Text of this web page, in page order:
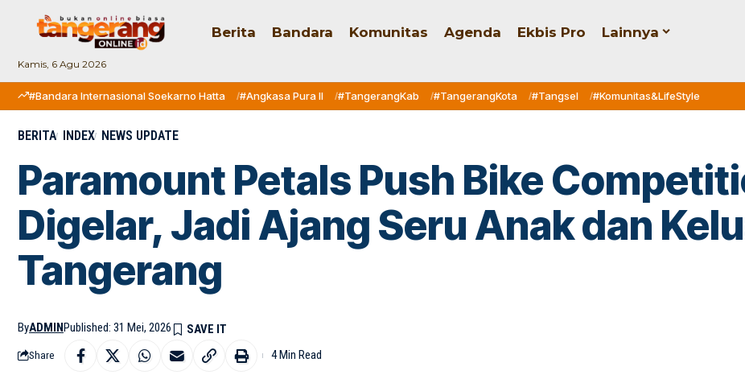
Kamis, 6 Agu 2026
Berita Bandara Komunitas Agenda Ekbis Pro Lainnya
#Bandara Internasional Soekarno Hatta #Angkasa Pura II #TangerangKab #TangerangKota #Tangsel #Komunitas&LifeStyle
BERITA INDEX NEWS UPDATE
Paramount Petals Push Bike
Digelar, Jadi Ajang Seru Anak dan
Tangerang
ByADMINPublished: 31 Mei, 2026
Share 4 Min Read